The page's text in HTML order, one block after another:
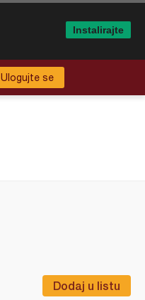
Ulogujte se
Dodaj u listu
Instalirajte